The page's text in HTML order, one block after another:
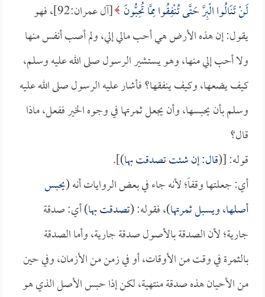
لَنْ تَنَالُوا الْبِرَّ حَتَّى تُنْفِقُوا مِمَّا تُحِبُّونَ
[آل عمران:92]، فهو
يقول: إن هذه الأرض هي أحب مالي إلي، ولم أصب أنفس منها
ولا أحب إلي منها، وهو يستشير الرسول صلى الله عليه وسلم،
كيف يضعها، وكيف ينفقها؟ فأشار عليه الرسول صلى الله عليه
وسلم بأن يحبسها، وأن يجعل ثمرتها في وجوه الخير ففعل، ماذا
قال؟
قوله: [(قال: إن شئت تصدقت بها)].
أي: جعلتها وقفاً؛ لأنه جاء في بعض الروايات أنه (يحبس
أصلها، ويسبل ثمرتها)، فقوله: (تصدقت بها) أي: صدقة
جارية؛ لأن الصدقة بالأصول صدقة جارية، وأما الصدقة
بالثمرة في وقت من الأوقات، أو في زمن من الأزمان، وفي حين
من الأحيان هذه صدقة منتهية، لكن إذا حبس الأصل الذي هو